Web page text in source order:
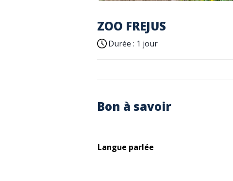
ZOO FREJUS
Durée : 1 jour
Bon à savoir
Langue parlée